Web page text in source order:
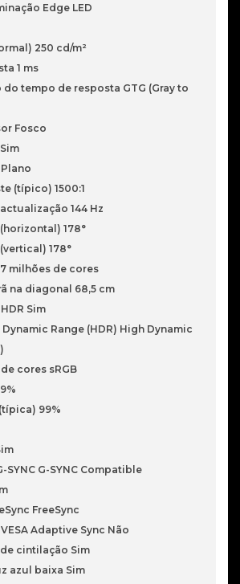
Edge LED
250 cd/m²
1 ms
tempo de resposta GTG (Gray to
Fosco
(típico) 1500:1
144 Hz
178°
178°
milhões de cores
na diagonal 68,5 cm
Sim
Range (HDR) High Dynamic
cores sRGB
99%
SYNC G-SYNC Compatible
FreeSync
Adaptive Sync Não
cintilação Sim
azul baixa Sim